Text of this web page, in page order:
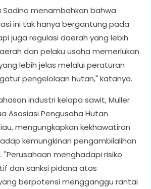
Sadino menambahkan bahwa
ini tak hanya bergantung pada
juga regulasi daerah yang lebih
dan pelaku usaha memerlukan
lebih jelas melalui peraturan
pengelolaan hutan," katanya.
industri kelapa sawit, Muller
Asosiasi Pengusaha Hutan
mengungkapkan kekhawatiran
kemungkinan pengambilalihan
"Perusahaan menghadapi risiko
dan sanksi pidana atas
berpotensi mengganggu rantai